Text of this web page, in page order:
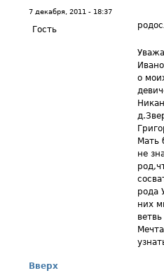
7 декабря, 2011 - 18:37
Гость
о
Мать
не
рода
них
Вверх